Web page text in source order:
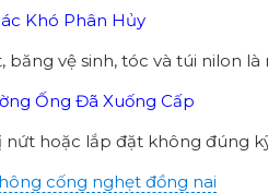
Khó Phân Hủy
băng vệ sinh, tóc và túi nilon
Ống Đã Xuống Cấp
hoặc lắp đặt không đúng
cống nghẹt đồng nai